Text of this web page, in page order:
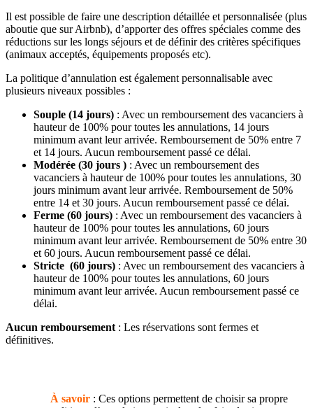
Il est possible de faire une description détaillée et personnalisée (plus
aboutie que sur Airbnb), d’apporter des offres spéciales comme des
réductions sur les longs séjours et de définir des critères spécifiques
(animaux acceptés, équipements proposés etc).
La politique d’annulation est également personnalisable avec
plusieurs niveaux possibles :
Souple (14 jours) : Avec un remboursement des vacanciers à
hauteur de 100% pour toutes les annulations, 14 jours
minimum avant leur arrivée. Remboursement de 50% entre 7
et 14 jours. Aucun remboursement passé ce délai.
Modérée (30 jours ) : Avec un remboursement des
vacanciers à hauteur de 100% pour toutes les annulations, 30
jours minimum avant leur arrivée. Remboursement de 50%
entre 14 et 30 jours. Aucun remboursement passé ce délai.
Ferme (60 jours) : Avec un remboursement des vacanciers à
hauteur de 100% pour toutes les annulations, 60 jours
minimum avant leur arrivée. Remboursement de 50% entre 30
et 60 jours. Aucun remboursement passé ce délai.
Stricte (60 jours) : Avec un remboursement des vacanciers à
hauteur de 100% pour toutes les annulations, 60 jours
minimum avant leur arrivée. Aucun remboursement passé ce
délai.
Aucun remboursement : Les réservations sont fermes et
définitives.
À savoir : Ces options permettent de choisir sa propre